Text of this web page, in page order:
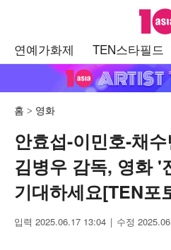
텐아시
연예가화제 TEN스타필드
홈 영화
안효섭-이민호-채
김병우 감독, 영화 '
기대하세요[TEN포
입력 2025.06.17 13:04 수정